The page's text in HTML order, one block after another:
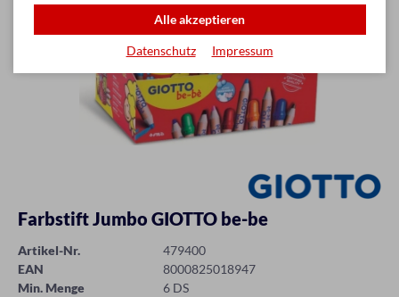
Farbstift Jumbo GIOTTO be-be
Artikel-Nr.
479400
EAN
8000825018947
Min. Menge
6 DS
Alle akzeptieren
Datenschutz Impressum